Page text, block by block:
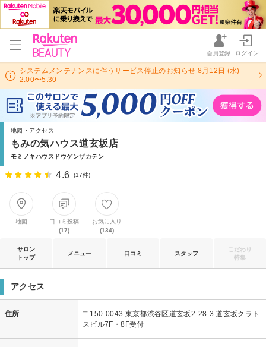
会員登録 ログイン
システムメンテナンスに伴うサービス停止のお知らせ 8月12日 (水)
2:00〜5:30
地図・アクセス
もみの気ハウス道玄坂店
モミノキハウスドウゲンザカテン
4.6 (17件)
地図
口コミ投稿
(17)
お気に入り
(134)
サロン
トップ
メニュー 口コミ スタッフ
こだわり
特集
アクセス
住所
〒150-0043 東京都渋谷区道玄坂2-28-3 道玄坂クラト
スビル7F・8F受付